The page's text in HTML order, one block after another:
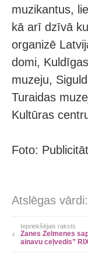
muzikantus,
kā arī dzīvā
organizē
domi,
muzeju,
Turaidas
Kultūras
Foto:
Atslēgas vārdi:
Iepriekšējais raksts
Zanes Zelmenes
ainavu ceļvedis”